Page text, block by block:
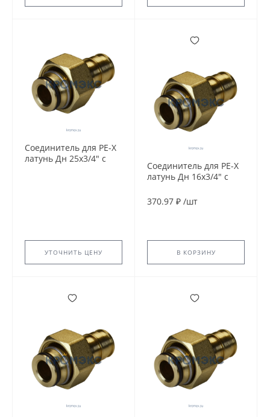
Соединитель для PE-X
латунь Дн 25х3/4" с
УТОЧНИТЬ ЦЕНУ
Соединитель для PE-X
латунь Дн 16х3/4" с
прокладкой РОС
370.97 ₽ /шт
В КОРЗИНУ